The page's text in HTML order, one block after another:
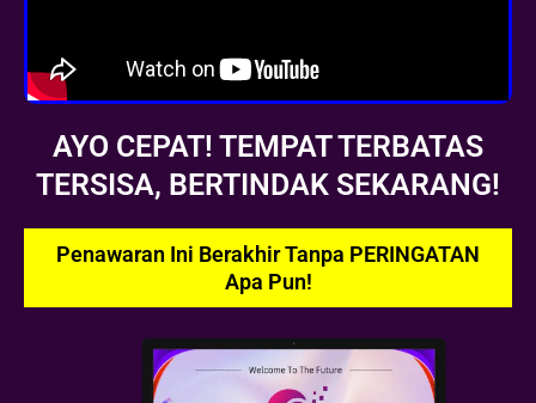
AYO CEPAT! TEMPAT TERBATAS
TERSISA, BERTINDAK SEKARANG!
Penawaran Ini Berakhir Tanpa PERINGATAN
Apa Pun!